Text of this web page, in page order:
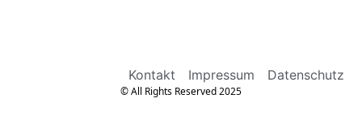
Kontakt Impressum Datenschutz
© All Rights Reserved 2025